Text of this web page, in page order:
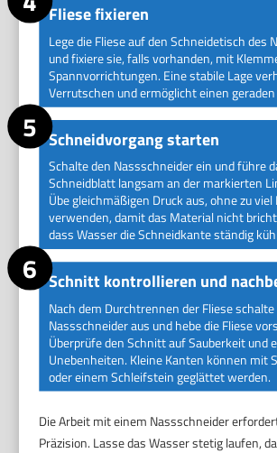
Fliese fixieren
Lege die Fliese auf den Schneidetisch des
und fixiere sie, falls vorhanden, mit
Spannvorrichtungen. Eine stabile Lage
Verrutschen und ermöglicht einen
Schneidvorgang starten
Schalte den Nassschneider ein und führe
Schneidblatt langsam an der markierten
Übe gleichmäßigen Druck aus, ohne zu
verwenden, damit das Material nicht
dass Wasser die Schneidkante ständig
Schnitt kontrollieren und
Nach dem Durchtrennen der Fliese schalte
Nassschneider aus und hebe die Fliese
Überprüfe den Schnitt auf Sauberkeit und
Unebenheiten. Kleine Kanten können mit
oder einem Schleifstein geglättet werden.
Die Arbeit mit einem Nassschneider
Präzision. Lasse das Wasser stetig laufen,